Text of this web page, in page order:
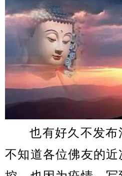
也有好久不发布
不知道各位佛友的